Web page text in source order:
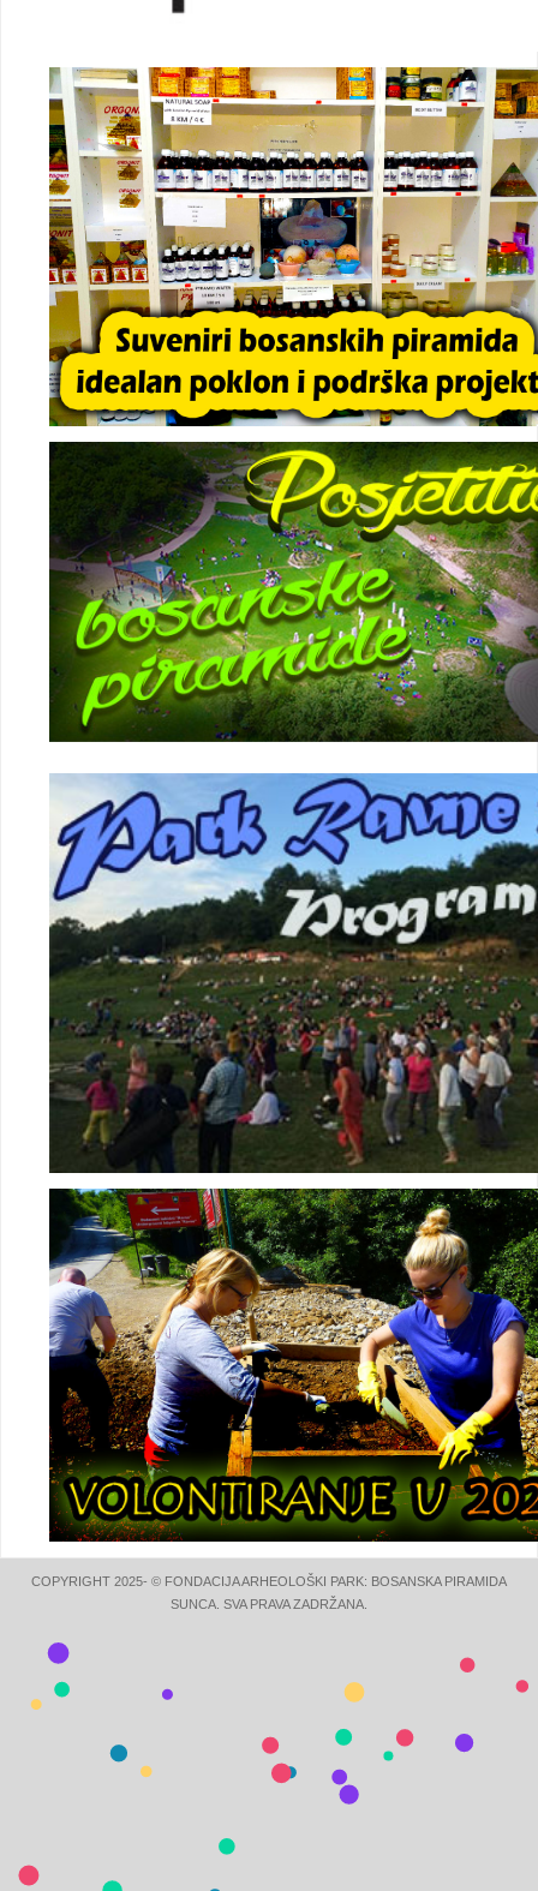
COPYRIGHT 2025- © FONDACIJA ARHEOLOŠKI PARK: BOSANSKA PIRAMIDA
SUNCA. SVA PRAVA ZADRŽANA.